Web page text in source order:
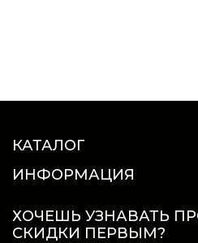
КАТАЛОГ
ИНФОРМАЦИЯ
ХОЧЕШЬ УЗНАВАТЬ
СКИДКИ ПЕРВЫМ?